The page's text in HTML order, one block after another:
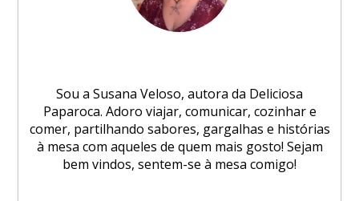
Sou a Susana Veloso, autora da Deliciosa
Paparoca. Adoro viajar, comunicar, cozinhar e
comer, partilhando sabores, gargalhas e histórias
à mesa com aqueles de quem mais gosto! Sejam
bem vindos, sentem-se à mesa comigo!